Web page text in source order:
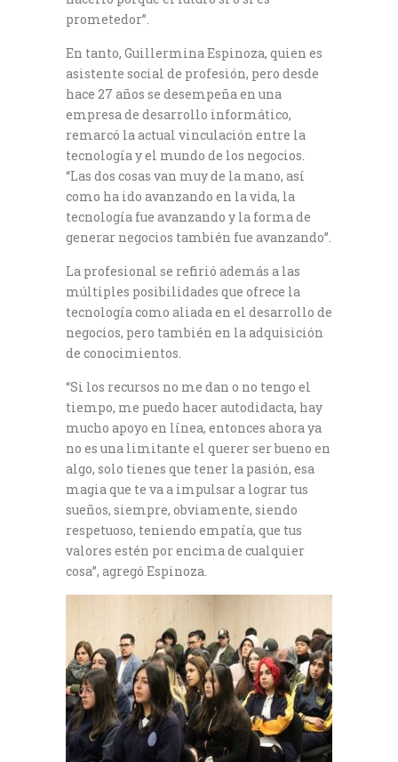
prometedor”.
En tanto, Guillermina Espinoza, quien es
asistente social de profesión, pero desde
hace 27 años se desempeña en una
empresa de desarrollo informático,
remarcó la actual vinculación entre la
tecnología y el mundo de los negocios.
“Las dos cosas van muy de la mano, así
como ha ido avanzando en la vida, la
tecnología fue avanzando y la forma de
generar negocios también fue avanzando”.
La profesional se refirió además a las
múltiples posibilidades que ofrece la
tecnología como aliada en el desarrollo de
negocios, pero también en la adquisición
de conocimientos.
“Si los recursos no me dan o no tengo el
tiempo, me puedo hacer autodidacta, hay
mucho apoyo en línea, entonces ahora ya
no es una limitante el querer ser bueno en
algo, solo tienes que tener la pasión, esa
magia que te va a impulsar a lograr tus
sueños, siempre, obviamente, siendo
respetuoso, teniendo empatía, que tus
valores estén por encima de cualquier
cosa”, agregó Espinoza.